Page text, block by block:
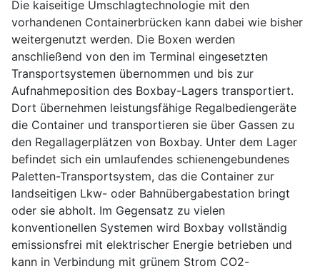
Die kaiseitige Umschlagtechnologie mit den
vorhandenen Containerbrücken kann dabei wie bisher
weitergenutzt werden. Die Boxen werden
anschließend von den im Terminal eingesetzten
Transportsystemen übernommen und bis zur
Aufnahmeposition des Boxbay-Lagers transportiert.
Dort übernehmen leistungsfähige Regalbediengeräte
die Container und transportieren sie über Gassen zu
den Regallagerplätzen von Boxbay. Unter dem Lager
befindet sich ein umlaufendes schienengebundenes
Paletten-Transportsystem, das die Container zur
landseitigen Lkw- oder Bahnübergabestation bringt
oder sie abholt. Im Gegensatz zu vielen
konventionellen Systemen wird Boxbay vollständig
emissionsfrei mit elektrischer Energie betrieben und
kann in Verbindung mit grünem Strom CO2-